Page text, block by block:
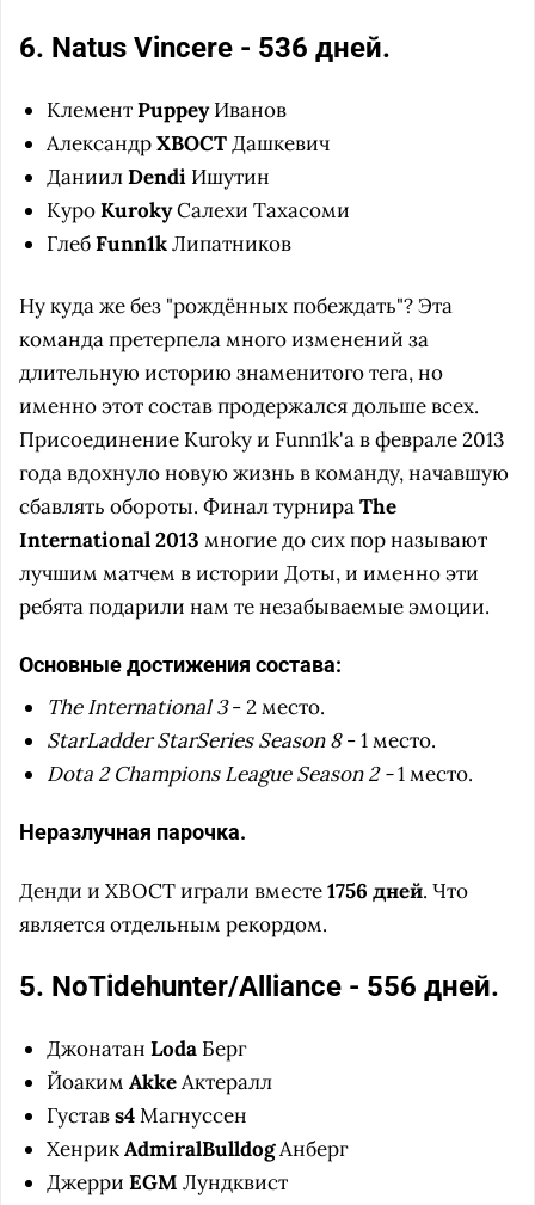
6. Natus Vincere - 536 дней.
КлементPuppeyИванов
АлександрХВОСТДашкевич
ДаниилDendi Ишутин
КуроKurokyСалехи Тахасоми
ГлебFunn1kЛипатников
Ну куда же без "рождённых побеждать"? Эта
команда претерпела много изменений за
длительную историю знаменитого тега, но
именно этот состав продержался дольше всех.
Присоединение Kuroky и Funn1k'ав феврале 2013
года вдохнуло новую жизнь в команду, начавшую
сбавлять обороты. Финал турнираThe
International 2013 многие до сих пор называют
лучшим матчем в истории Доты, и именно эти
ребята подарили нам те незабываемые эмоции.
Основные достижения состава:
The International 3- 2 место.
StarLadder StarSeries Season 8- 1 место.
Dota 2 Champions League Season 2 -1 место.
Неразлучная парочка.
Денди и ХВОСТ играли вместе1756 дней. Что
является отдельным рекордом.
5. NoTidehunter/Alliance - 556 дней.
Джонатан Loda Берг
Йоаким AkkeАктералл
Густавs4Магнуссен
ХенрикAdmiralBulldogАнберг
Джерри EGM Лундквист